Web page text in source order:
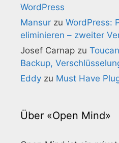
WordPress
Mansur zu WordPress:
eliminieren – zweiter
Josef Carnap zu
Backup,
Eddy zu Must Have
Über «Open Mind»